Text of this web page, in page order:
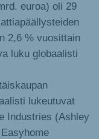
euroa) oli 29
2,6 % vuosittain
luku globaalisti
lukeutuvat
Industries (Ashley